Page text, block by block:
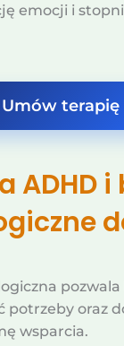
emocji i
Umów terapię
ADHD
potrzeby oraz
wsparcia.